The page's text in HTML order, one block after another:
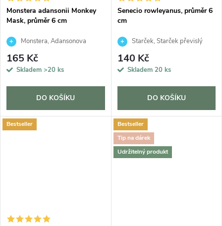
Monstera adansonii Monkey
Mask, průměr 6 cm
Monstera, Adansonova
monstera, Švýcarský sýr
165 Kč
Skladem >20 ks
DO KOŠÍKU
Senecio rowleyanus, průměr 6
cm
Starček, Starček převislý
140 Kč
Skladem 20 ks
DO KOŠÍKU
Bestseller
Bestseller
Tip na dárek
Udržitelný produkt